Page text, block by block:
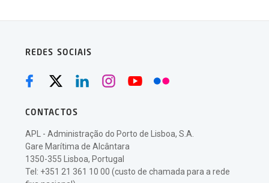
REDES SOCIAIS
CONTACTOS
APL - Administração do Porto de Lisboa, S.A.
Gare Marítima de Alcântara
1350-355 Lisboa, Portugal
Tel: +351 21 361 10 00 (custo de chamada para a rede